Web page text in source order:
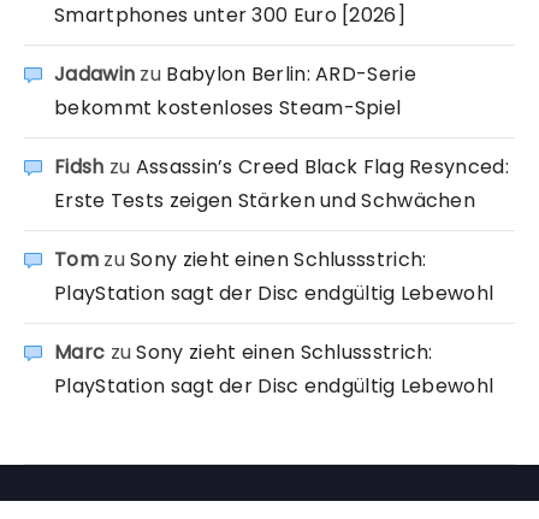
Smartphones unter 300 Euro [2026]
Jadawin zu Babylon Berlin: ARD-Serie
bekommt kostenloses Steam-Spiel
Fidsh zu Assassin’s Creed Black Flag Resynced:
Erste Tests zeigen Stärken und Schwächen
TomzuSony zieht einen Schlussstrich:
PlayStation sagt der Disc endgültig Lebewohl
Marc zuSony zieht einen Schlussstrich:
PlayStation sagt der Disc endgültig Lebewohl